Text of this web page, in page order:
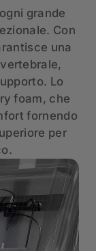
grande
Con
una
Lo
foam, che
fornendo
per